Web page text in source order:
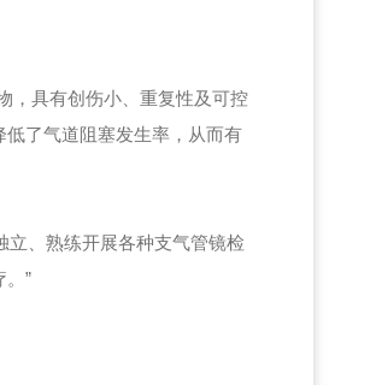
，具有创伤小、重复性及可控
了气道阻塞发生率，从而有
立、熟练开展各种支气管镜检
”